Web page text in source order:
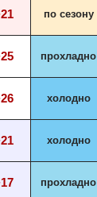
по сезону
прохладно
холодно
холодно
прохладно